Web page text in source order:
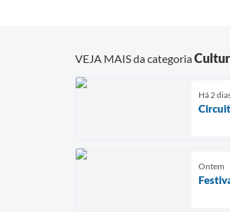
VEJA MAIS da categoria
Há 2
Ontem